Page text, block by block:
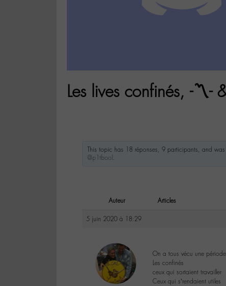
Les lives confinés, -〽️-
This topic has 18 réponses, 9 participants, and
@p1tbool.
Auteur Articles
5 juin 2020 à 18:29
On a tous vécu une
Les confinés
ceux qui sortaient travailler
Ceux qui s’rendaient utiles